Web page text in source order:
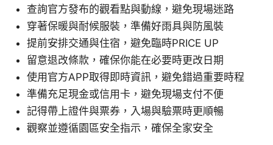
查詢官方發布的觀看點與動線，避免現場迷路
穿著保暖與耐候服裝，準備好雨具與防風裝
提前安排交通與住宿，避免臨時PRICE UP
留意退改條款，確保你能在必要時更改日期
使用官方APP取得即時資訊，避免錯過重要時程
準備充足現金或信用卡，避免現場支付不便
記得帶上證件與票券，入場與驗票時更順暢
觀察並遵循園區安全指示，確保全家安全